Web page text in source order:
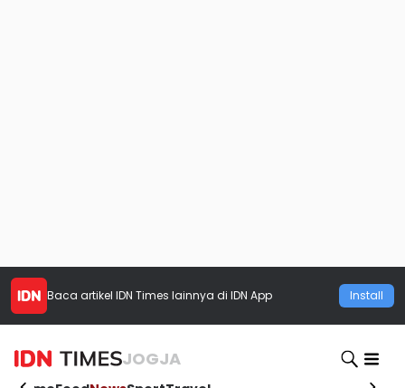
Baca artikel IDN Times lainnya di IDN App Install
JOGJA